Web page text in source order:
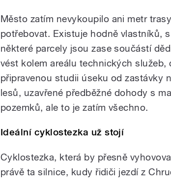
Město zatím nevykoupilo ani metr
potřebovat. Existuje hodně vlastníků,
některé parcely jsou zase součástí
vést kolem areálu technických
připravenou studii úseku od zastávky
lesů, uzavřené předběžné dohody s
pozemků, ale to je zatím všechno.
Ideální cyklostezka už stojí
Cyklostezka, která by přesně
právě ta silnice, kudy řidiči jezdí z